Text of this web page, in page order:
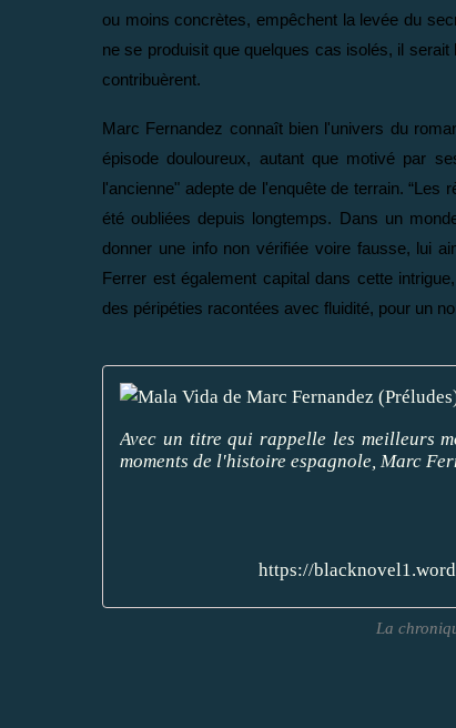
ou moins concrètes, empêchent la levée du
ne se produisit que quelques cas isolés, il
contribuèrent.
Marc Fernandez connaît bien l'univers du
épisode douloureux, autant que motivé par
l'ancienne" adepte de l'enquête de terrain.
été oubliées depuis longtemps. Dans un
donner une info non vérifiée voire fausse, lui
Ferrer est également capital dans cette
des péripéties racontées avec fluidité, pour un
Avec un titre qui rappelle les meilleurs
moments de l'histoire espagnole, Marc
https://
La